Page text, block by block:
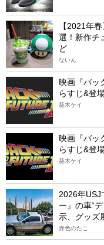
【2021年
選！新作チ
ど
ないん
映画『バッ
らすじ&登
葵木ケイ
映画『バッ
らすじ&登
葵木ケイ
2026年USJ
ー』の車“
示、グッズ
赤色のたこ